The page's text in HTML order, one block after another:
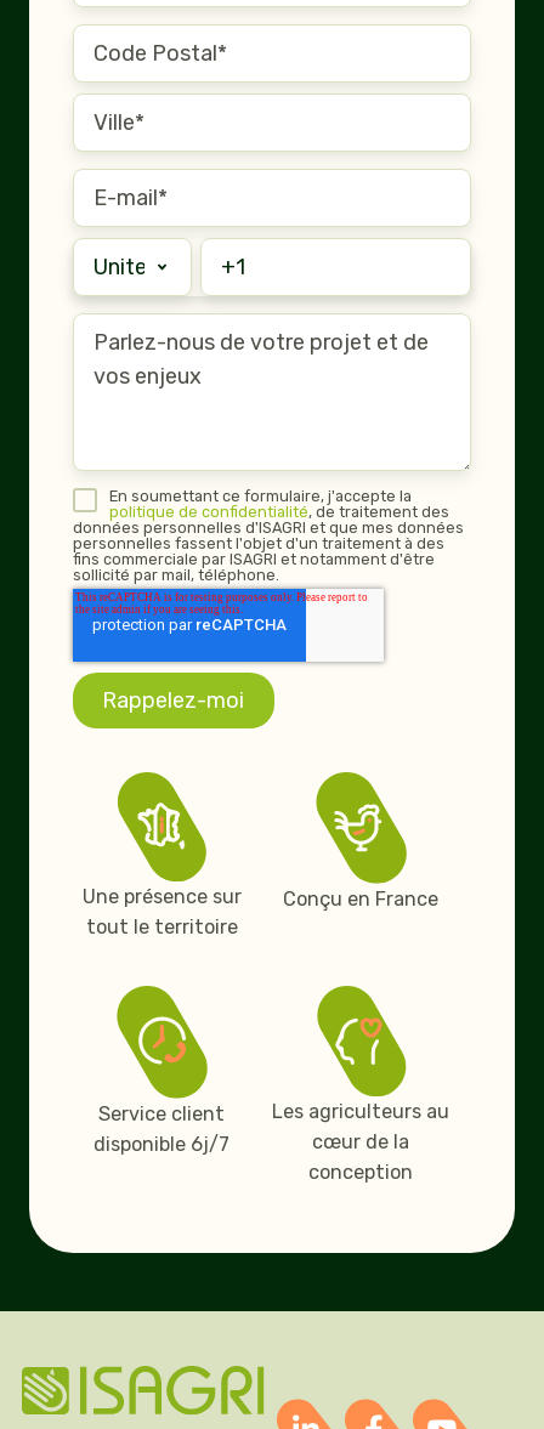
Une présence sur
tout le territoire
Conçu en France
Service client
disponible 6j/7
Les agriculteurs au
cœur de la
conception
En soumettant ce formulaire, j'accepte la
politique de confidentialité, de traitement des
données personnelles d'ISAGRI et que mes données
personnelles fassent l'objet d'un traitement à des
fins commerciale par ISAGRI et notamment d'être
sollicité par mail, téléphone.